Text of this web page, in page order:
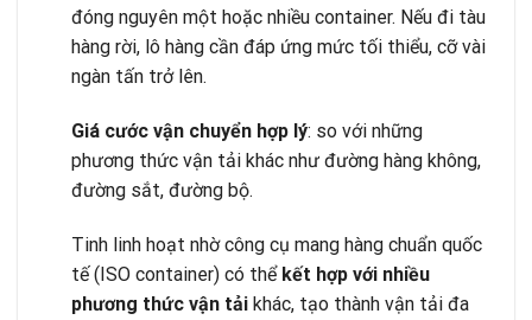
đóng nguyên một hoặc nhiều container. Nếu đi tàu
hàng rời, lô hàng cần đáp ứng mức tối thiểu, cỡ vài
ngàn tấn trở lên.
Giá cước vận chuyển hợp lý: so với những
phương thức vận tải khác như đường hàng không,
đường sắt, đường bộ.
Tinh linh hoạt nhờ công cụ mang hàng chuẩn quốc
tế (ISO container) có thể kết hợp với nhiều
phương thức vận tảikhác, tạo thành vận tải đa